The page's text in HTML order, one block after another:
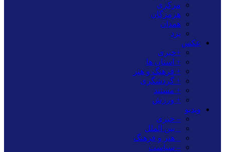
مرکزی
هرمزگان
همدان
یزد
عکس
+خبری
+ استان ها
+ فرهنگ و هنر
+ گردشگری
+ مستند
+ ورزش
ویدیو
– خبری
_ بین الملل
_ هنر و فرهنگ
– سیاست